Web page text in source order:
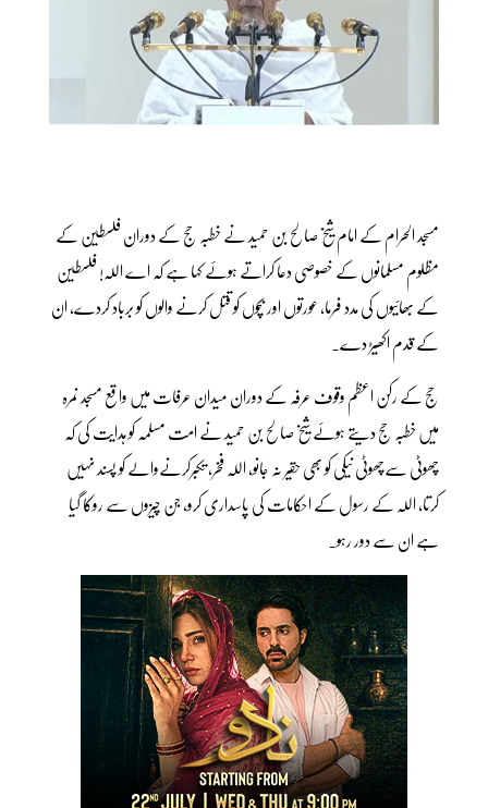
مسجد الحرام کے امام شیخ صالح بن حمید نے خطبہ حج کے دوران فلسطین کے
مظلوم مسلمانوں کے خصوصی دعا کراتے ہوئے کہا ہے کہ اے اللہ! فلسطین
کے بھائیوں کی مدد فرما، عورتوں اور بچوں کو قتل کرنے والوں کو برباد کردے، ان
کے قدم اکھیڑ دے۔
حج کے رکن اعظم وقوف عرفہ کے دوران میدان عرفات میں واقع مسجد نمرہ
میں خطبہ حج دیتے ہوئے شیخ صالح بن حمید نے امت مسلمہ کو ہدایت کی کہ
چھوٹی سےچھوٹی نیکی کو بھی حقیر نہ جانو، اللہ فخر، تکبرکرنےوالے کو پسند نہیں
کرتا، اللہ کے رسول کے احکامات کی پاسداری کرو، جن چیزوں سے روکا گیا
ہے ان سے دور رہو۔